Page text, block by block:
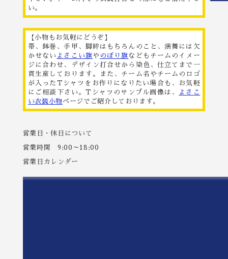
い。
【小物もお気軽にどうぞ】
帯、鉢巻、手甲、脚絆はもちろんのこと、演舞には欠
かせない よさこい旗や のぼり旗などもチームのイメー
ジに合わせ、デザイン打合せから染色、仕立てまで一
貫生産しております。また、チーム名やチームのロゴ
が入ったTシャツをお作りになりたい場合も、お気軽
にご相談下さい。Tシャツのサンプル画像は、
よさこ
い衣装小物ページでご紹介しております。
営業日・休日について
営業時間 9:00～18:00
営業日カレンダー